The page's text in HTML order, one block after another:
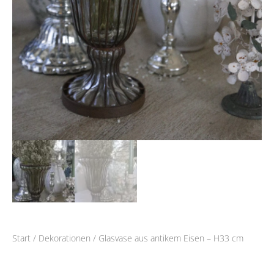
Start / Dekorationen / Glasvase aus antikem Eisen – H33 cm